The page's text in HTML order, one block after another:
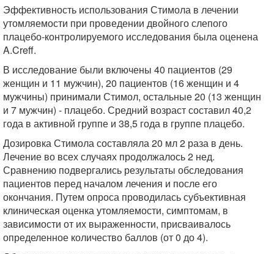
Эффективность использования Стимола в лечении
утомляемости при проведении двойного слепого
плацебо-контролируемого исследования была оценена
A.Creff.
В исследование были включены 40 пациентов (29
женщин и 11 мужчин), 20 пациентов (16 женщин и 4
мужчины) принимали Стимол, остальные 20 (13 женщин
и 7 мужчин) - плацебо. Средний возраст составил 40,2
года в активной группе и 38,5 года в группе плацебо.
Дозировка Стимола составляла 20 мл 2 раза в день.
Лечение во всех случаях продолжалось 2 нед.
Сравнению подвергались результаты обследования
пациентов перед началом лечения и после его
окончания. Путем опроса проводилась субъективная
клиническая оценка утомляемости, симптомам, в
зависимости от их выраженности, присваивалось
определенное количество баллов (от 0 до 4).